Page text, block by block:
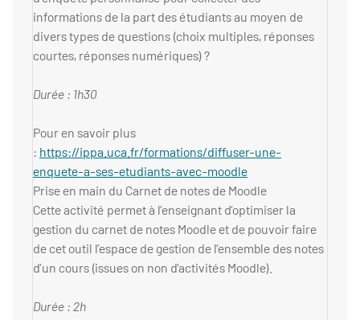
informations de la part des étudiants au moyen de
divers types de questions (choix multiples, réponses
courtes, réponses numériques) ?
Durée : 1h30
Pour en savoir plus
: https://ippa.uca.fr/formations/diffuser-une-
enquete-a-ses-etudiants-avec-moodle
Prise en main du Carnet de notes de Moodle
Cette activité permet à l’enseignant d’optimiser la
gestion du carnet de notes Moodle et de pouvoir faire
de cet outil l’espace de gestion de l’ensemble des notes
d’un cours (issues on non d’activités Moodle).
Durée : 2h